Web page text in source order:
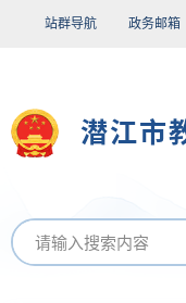
站群导航 政务邮箱
潜江市